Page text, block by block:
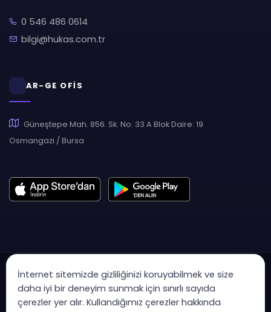
0 546 486 0614
bilgi@hukas.com.tr
AR-GE OFİS
Güneştepe Mah. 856. Sk. No: 33 A Blok Daire: 19
Osmangazi / Bursa
İnternet sitemizde gizliliğinizi koruyabilmek ve size
daha iyi bir deneyim sunmak için sınırlı sayıda
çerezler yer alır. Kullandığımız çerezler hakkında